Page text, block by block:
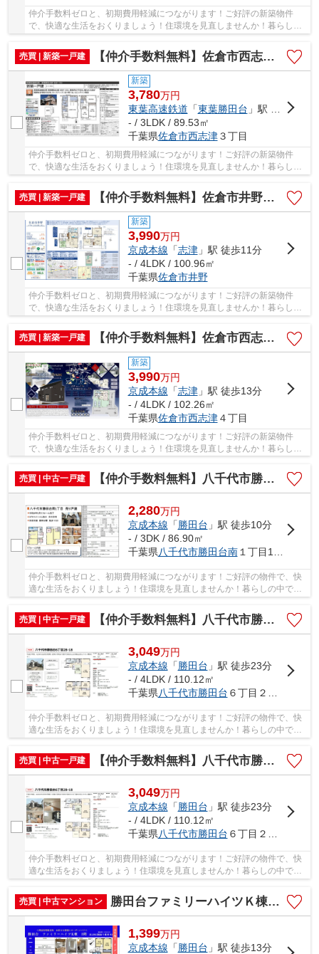
仲介手数料ゼロと、初期費用軽減につながります！ご好評の新築物件
で、快適な生活をおくりましょう！住環境を見直しませんか！暮らしの
売買 | 新築一戸建
【仲介手数料無料】佐倉市西志津 新築戸建て
新築
3,780万円
東葉高速鉄道 「東葉勝田台 」駅 徒歩14分
- / 3LDK / 89.53㎡
千葉県佐倉市西志津３丁目
仲介手数料ゼロと、初期費用軽減につながります！ご好評の新築物件
で、快適な生活をおくりましょう！住環境を見直しませんか！暮らしの
売買 | 新築一戸建
【仲介手数料無料】佐倉市井野 新築戸建て
新築
3,990万円
京成本線 「志津」駅 徒歩11分
- / 4LDK / 100.96㎡
千葉県佐倉市井野
仲介手数料ゼロと、初期費用軽減につながります！ご好評の新築物件
で、快適な生活をおくりましょう！住環境を見直しませんか！暮らしの
中でも、住居は充実した生活を送るための大きな...
売買 | 新築一戸建
【仲介手数料無料】佐倉市西志津 新築戸建て
新築
3,990万円
京成本線 「志津」駅 徒歩13分
- / 4LDK / 102.26㎡
千葉県佐倉市西志津４丁目
仲介手数料ゼロと、初期費用軽減につながります！ご好評の新築物件
で、快適な生活をおくりましょう！住環境を見直しませんか！暮らしの
売買 | 中古一戸建
【仲介手数料無料】八千代市勝田台南 中古戸建て
2,280万円
京成本線 「勝田台 」駅 徒歩10分
- / 3DK / 86.90㎡
千葉県八千代市勝田台南１丁目14-6
仲介手数料ゼロと、初期費用軽減につながります！ご好評の物件で、快
適な生活をおくりましょう！住環境を見直しませんか！暮らしの中で
売買 | 中古一戸建
【仲介手数料無料】八千代市勝田台 中古戸建て
3,049万円
京成本線 「勝田台 」駅 徒歩23分
- / 4LDK / 110.12㎡
千葉県八千代市勝田台 ６丁目２８－１８
仲介手数料ゼロと、初期費用軽減につながります！ご好評の物件で、快
適な生活をおくりましょう！住環境を見直しませんか！暮らしの中で
売買 | 中古一戸建
【仲介手数料無料】八千代市勝田台 中古戸建て
3,049万円
京成本線 「 勝田台 」駅 徒歩23分
- / 4LDK / 110.12㎡
千葉県八千代市勝田台 ６丁目２８－１８
仲介手数料ゼロと、初期費用軽減につながります！ご好評の物件で、快
適な生活をおくりましょう！住環境を見直しませんか！暮らしの中で
売買 | 中古マンション
勝田台ファミリーハイツＫ棟【仲介手数料無料】
1,399万円
京成本線 「 勝田台 」駅 徒歩13分